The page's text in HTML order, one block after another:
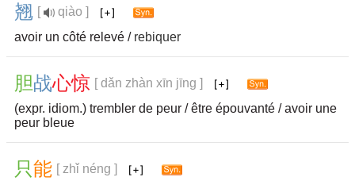
翘 [
qiào ]
avoir un côté relevé / rebiquer
胆战心惊 [ dǎn zhàn xīn jīng ]
(expr. idiom.) trembler de peur / être épouvanté / avoir une
peur bleue
只能 [ zhǐ néng ]